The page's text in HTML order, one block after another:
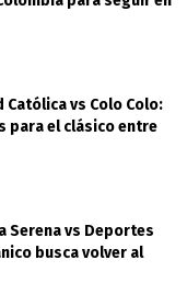
vs Colo Colo:
para el clásico entre
Serena vs Deportes
busca volver al